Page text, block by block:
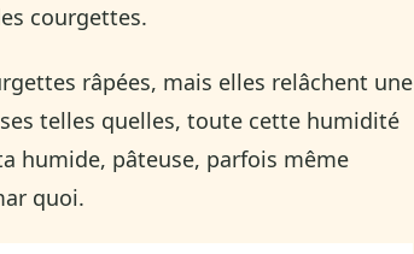
courgettes.
râpées, mais elles relâchent une
telles quelles, toute cette humidité
humide, pâteuse, parfois même
quoi.